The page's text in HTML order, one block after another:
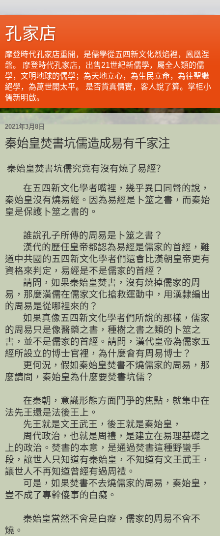
孔家店
摩登時代孔家店重開，是儒學從五四新文化烈焰裡，鳳凰涅
磐。 摩登時代孔家店，出售21世紀新儒學，屬全人類的儒
學，文明地球的儒學；為天地立心，為生民立命，為往聖繼
絕學，為萬世開太平。 是否貨真價實，客人說了算。掌柜小
儒新明啟。
2021年3月8日
秦始皇焚書坑儒造成易有千家注
秦始皇焚書坑儒究竟有沒有燒了易經？
在五四新文化學者嘴裡，幾乎異口同聲的說，
秦始皇沒有燒易經。因為易經是卜筮之書，而秦始
皇是保護卜筮之書的。
誰說孔子所傳的周易是卜筮之書？
漢代的歷任皇帝都認為易經是儒家的首經，難
道中共國的五四新文化學者們還會比漢朝皇帝更有
資格來判定，易經是不是儒家的首經？
請問，如果秦始皇焚書，沒有燒掉儒家的周
易，那麼漢儒在儒家文化搶救運動中，用漢隸編出
的周易是從哪裡來的？
如果真像五四新文化學者們所說的那樣，儒家
的周易只是像醫藥之書，種樹之書之類的卜筮之
書，並不是儒家的首經。請問，漢代皇帝為儒家五
經所設立的博士官裡，為什麼會有周易博士？
更何況，假如秦始皇焚書不燒儒家的周易，那
麼請問，秦始皇為什麼要焚書坑儒？
在秦朝，意識形態方面鬥爭的焦點，就集中在
法先王還是法後王上。
先王就是文王武王，後王就是秦始皇，
周代政治，也就是周禮，是建立在易理基礎之
上的政治。焚書的本意，是通過焚書這種野蠻手
段，讓世人只知道有秦始皇，不知道有文王武王，
讓世人不再知道曾經有過周禮。
可是，如果焚書不去燒儒家的周易，秦始皇，
豈不成了專幹傻事的白癡。
秦始皇當然不會是白癡，儒家的周易不會不
燒。